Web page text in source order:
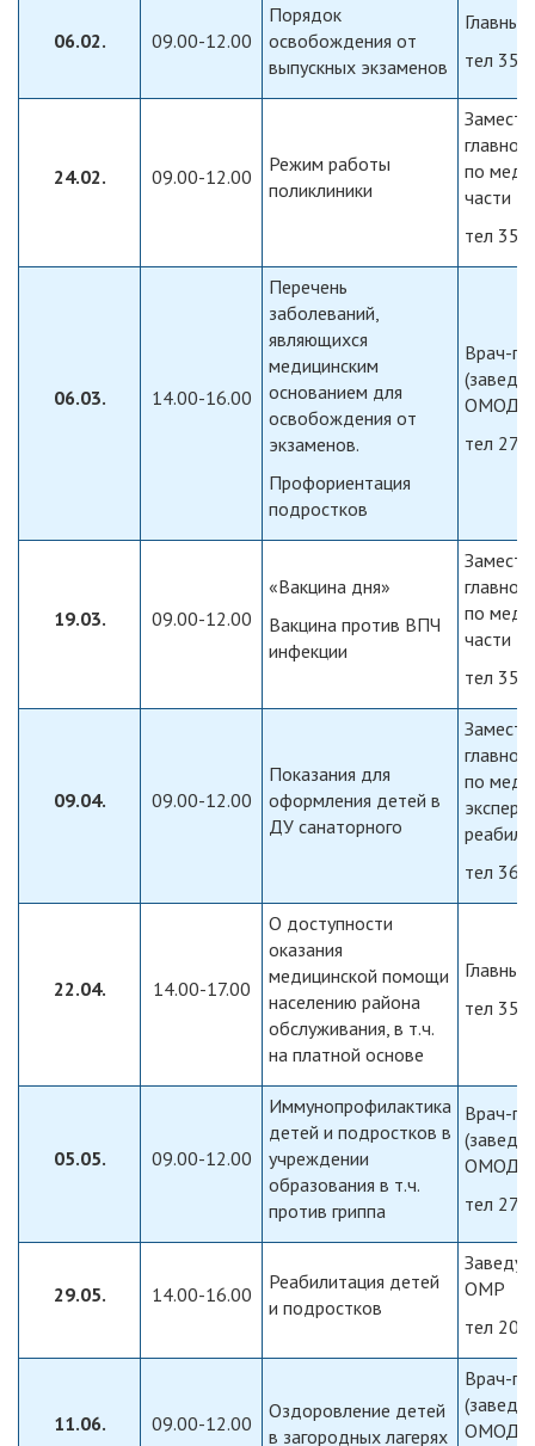
06.02. 09.00-12.00
Порядок
освобождения от
выпускных экзаменов
тел
24.02. 09.00-12.00
Режим работы
поликлиники
по
части
тел
06.03. 14.00-16.00
Перечень
заболеваний,
являющихся
медицинским
основанием для
освобождения от
экзаменов.
Профориентация
подростков
Врач-
тел
19.03. 09.00-12.00
«Вакцина дня»
Вакцина против ВПЧ
инфекции
по
части
тел
09.04. 09.00-12.00
Показания для
оформления детей в
ДУ санаторного
по
тел
22.04. 14.00-17.00
О доступности
оказания
медицинской помощи
населению района
обслуживания, в т.ч.
на платной основе
тел
05.05. 09.00-12.00
Иммунопрофилактика
детей и подростков в
учреждении
образования в т.ч.
против гриппа
Врач-
тел
29.05. 14.00-16.00
Реабилитация детей
и подростков
ОМР
тел
11.06. 09.00-12.00
Оздоровление детей
в загородных лагерях
Врач-